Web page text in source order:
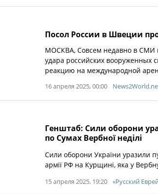
Посол России в Швеции
МОСКВА, Совсем недавно в СМИ
удара российских вооруженных
реакцию на международной
16 апреля 2025, 00:00
Генштаб: Сили оборони
по Сумах Вербної неділі
Сили оборони України уразили
армії РФ на Курщині, яка у
15 апреля 2025, 19:20 «Русский